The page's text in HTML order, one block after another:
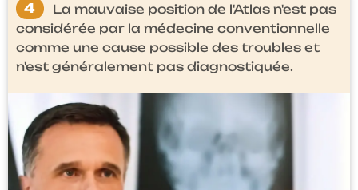
4
La mauvaise position de l'Atlas n'est pas
considérée par la médecine conventionnelle
comme une cause possible des troubles et
n'est généralement pas diagnostiquée.